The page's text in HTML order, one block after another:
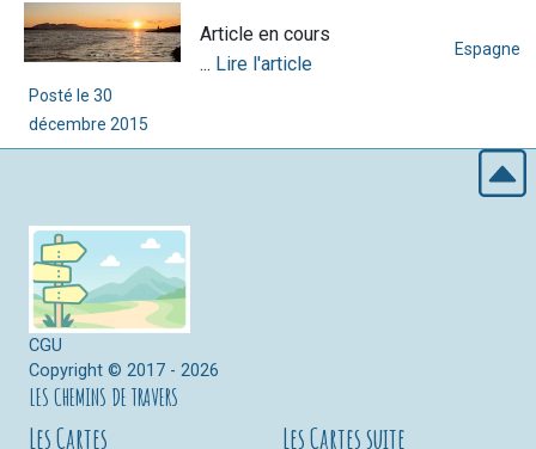
Posté le 30
décembre 2015
Article en cours
... Lire l'article
Espagne
CGU
Copyright © 2017 - 2026
LES CHEMINS DE TRAVERS
Les Cartes Les Cartes suite